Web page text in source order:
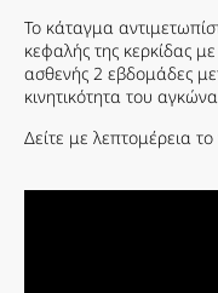
Το κάταγμα
κεφαλής της κερκίδας
ασθενής 2 εβδομάδες
κινητικότητα του
Δείτε με λεπτομέρεια